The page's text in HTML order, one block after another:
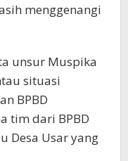
menggenangi
unsur Muspika
situasi
BPBD
tim dari BPBD
Desa Usar yang